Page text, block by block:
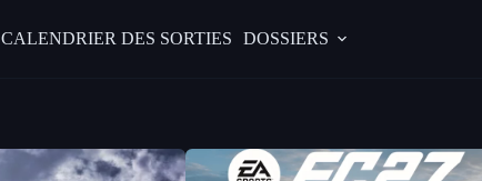
CALENDRIER DES SORTIES DOSSIERS